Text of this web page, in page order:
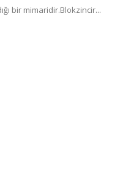
bir mimaridir.Blokzincir...